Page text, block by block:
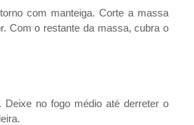
com manteiga. Corte a massa
Com o restante da massa, cubra o
no fogo médio até derreter o